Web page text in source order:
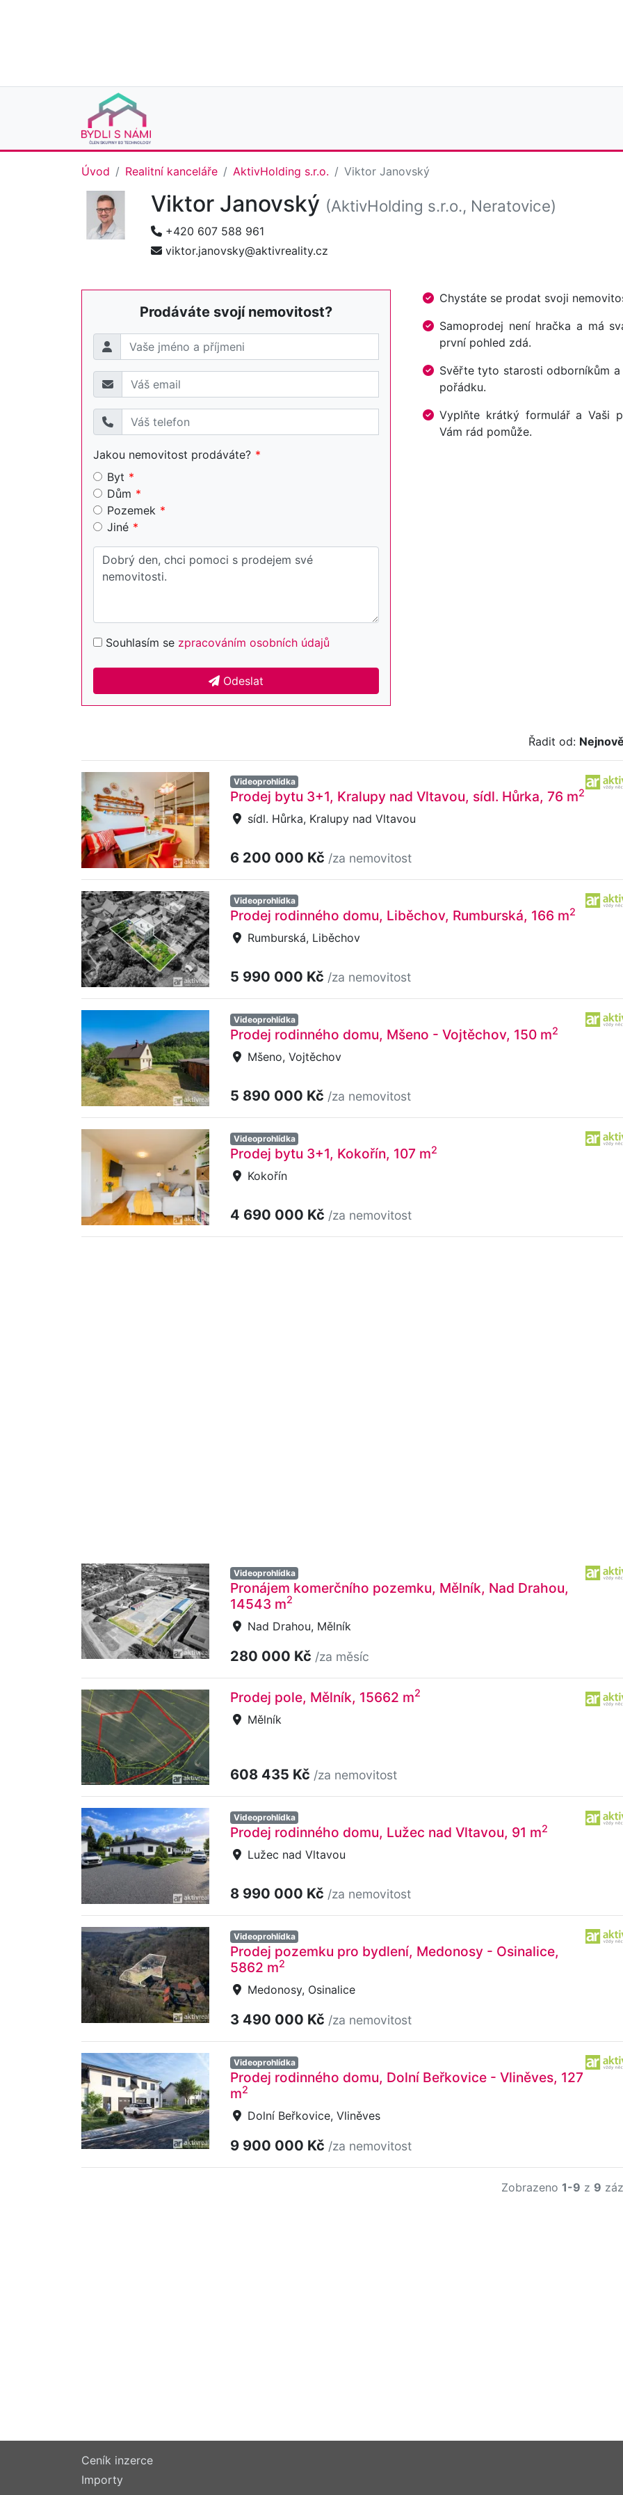
Úvod Realitní kanceláře AktivHolding s.r.o. Viktor Janovský
Viktor Janovský (AktivHolding s.r.o., Neratovice)
+420 607 588 961
viktor.janovsky@aktivreality.cz
Prodáváte svojí nemovitost?
Jakou nemovitost prodáváte?
Byt
Dům
Pozemek
Jiné
Souhlasím se zpracováním osobních údajů
Odeslat
Chystáte se prodat svoji
Samoprodej není hračka a má
první pohled zdá.
Svěřte tyto starosti odborníkům
pořádku.
Vyplňte krátký formulář a Vaši
Vám rád pomůže.
Řadit od:
Videoprohlídka
Prodej bytu 3+1, Kralupy nad Vltavou, sídl. Hůrka, 76 m2
sídl. Hůrka, Kralupy nad Vltavou
6 200 000 Kč /za nemovitost
Videoprohlídka
Prodej rodinného domu, Liběchov, Rumburská, 166 m2
Rumburská, Liběchov
5 990 000 Kč /za nemovitost
Videoprohlídka
Prodej rodinného domu, Mšeno - Vojtěchov, 150 m2
Mšeno, Vojtěchov
5 890 000 Kč /za nemovitost
Videoprohlídka
Prodej bytu 3+1, Kokořín, 107 m2
Kokořín
4 690 000 Kč /za nemovitost
Videoprohlídka
Pronájem komerčního pozemku, Mělník, Nad Drahou,
14543 m2
Nad Drahou, Mělník
280 000 Kč /za měsíc
Prodej pole, Mělník, 15662 m2
Mělník
608 435 Kč /za nemovitost
Videoprohlídka
Prodej rodinného domu, Lužec nad Vltavou, 91 m2
Lužec nad Vltavou
8 990 000 Kč /za nemovitost
Videoprohlídka
Prodej pozemku pro bydlení, Medonosy - Osinalice,
5862 m2
Medonosy, Osinalice
3 490 000 Kč /za nemovitost
Videoprohlídka
Prodej rodinného domu, Dolní Beřkovice - Vliněves, 127
m2
Dolní Beřkovice, Vliněves
9 900 000 Kč /za nemovitost
Zobrazeno 1-9 z 9
Ceník inzerce
Importy